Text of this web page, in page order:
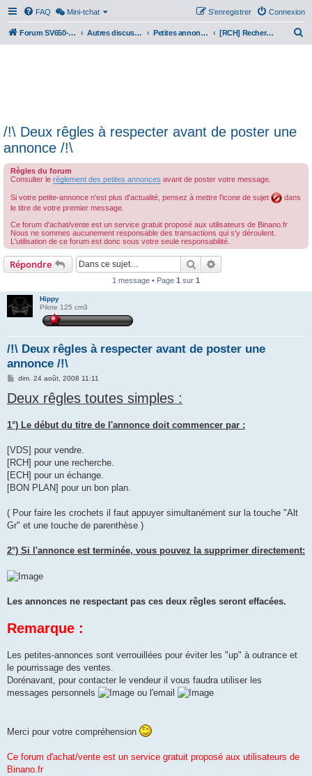
FAQ Mini-tchat Connexion
S’enregistrer
Forum SV650-SV1000 Autres discussions Petites annonces [RCH] Recherches
e
/!\ Deux rêgles à respecter avant de poster une
annonce /!\
Règles du forum
Consulter le réglement des petites annonces avant de poster votre message.
Si votre petite-annonce n'est plus d'actualité, pensez à mettre l'icone de sujet
dans
le titre de votre premier message.
Ce forum d'achat/vente est un service gratuit proposé aux utilisateurs de Binano.fr
Nous ne sommes aucunement responsable des transactions qui s'y déroulent.
L'utilisation de ce forum est donc sous votre seule responsabilité.
Répondre Rechercher
1 message • Page 1 sur 1
Hippy
Pilote 125 cm3
/!\ Deux rêgles à respecter avant de poster une
annonce /!\
M
s
s
e
dim. 24 août, 2008 11:11
Deux rêgles toutes simples :
1°) Le début du titre de l'annonce doit commencer par :
[VDS] pour vendre.
[RCH] pour une recherche.
[ECH] pour un échange.
[BON PLAN] pour un bon plan.
( Pour faire les crochets il faut appuyer simultanément sur la touche "Alt
Gr" et une touche de parenthèse )
2°) Si l'annonce est terminée, vous pouvez la supprimer directement:
Les annonces ne respectant pas ces deux rêgles seront effacées.
Remarque :
Les petites-annonces sont verrouillées pour éviter les "up" à outrance et
le pourrissage des ventes.
Dorénavant, pour contacter le vendeur il vous faudra utiliser les
messages personnels
ou l'email
Merci pour votre compréhension
Ce forum d'achat/vente est un service gratuit proposé aux utilisateurs de
Binano.fr